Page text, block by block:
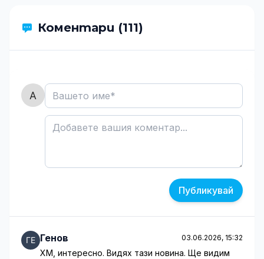
Коментари (111)
Публикувай
Генов 03.06.2026, 15:32
ХМ, интересно. Видях тази новина. Ще видим